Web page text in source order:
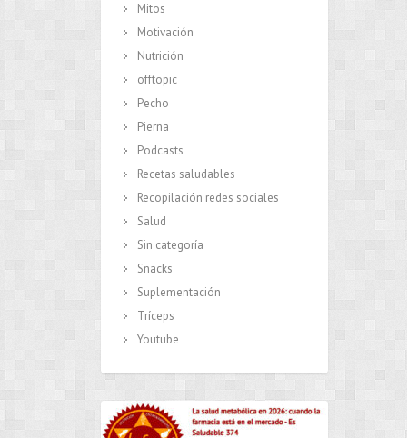
Mitos
Motivación
Nutrición
offtopic
Pecho
Pierna
Podcasts
Recetas saludables
Recopilación redes sociales
Salud
Sin categoría
Snacks
Suplementación
Tríceps
Youtube